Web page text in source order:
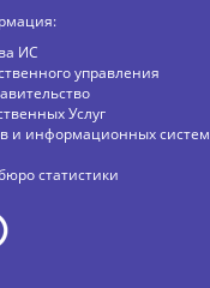
ИС
управления
Услуг
и информационных систем
статистики